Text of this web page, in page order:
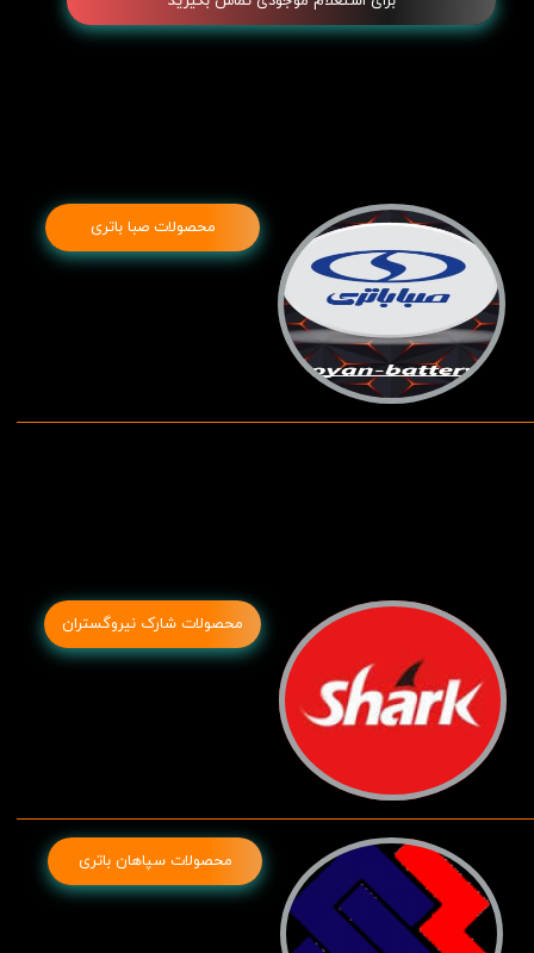
محصولات سپاهان باتری
محصولات صبا باتری
محصولات شارک نیروگستران